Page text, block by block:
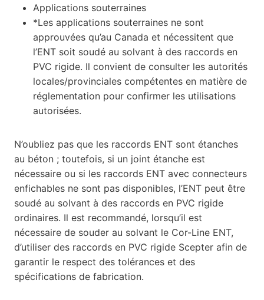
Applications souterraines
*Les applications souterraines ne sont
approuvées qu’au Canada et nécessitent que
l’ENT soit soudé au solvant à des raccords en
PVC rigide. Il convient de consulter les autorités
locales/provinciales compétentes en matière de
réglementation pour confirmer les utilisations
autorisées.
N’oubliez pas que les raccords ENT sont étanches
au béton ; toutefois, si un joint étanche est
nécessaire ou si les raccords ENT avec connecteurs
enfichables ne sont pas disponibles, l’ENT peut être
soudé au solvant à des raccords en PVC rigide
ordinaires. Il est recommandé, lorsqu’il est
nécessaire de souder au solvant le Cor-Line ENT,
d’utiliser des raccords en PVC rigide Scepter afin de
garantir le respect des tolérances et des
spécifications de fabrication.